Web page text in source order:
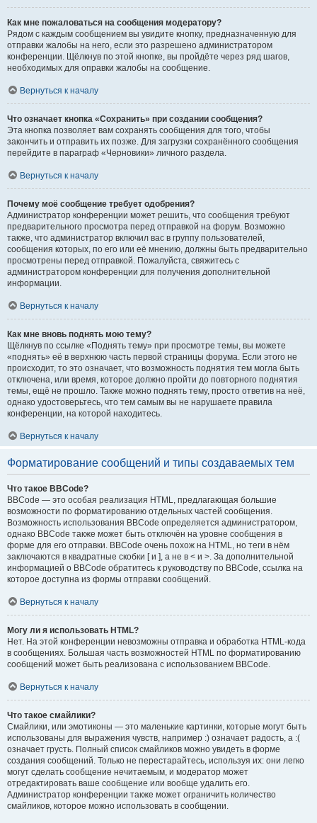
Как мне пожаловаться на сообщения модератору?
Рядом с каждым сообщением вы увидите кнопку, предназначенную для
отправки жалобы на него, если это разрешено администратором
конференции. Щёлкнув по этой кнопке, вы пройдёте через ряд шагов,
необходимых для оправки жалобы на сообщение.
Вернуться к началу
Что означает кнопка «Сохранить» при создании сообщения?
Эта кнопка позволяет вам сохранять сообщения для того, чтобы
закончить и отправить их позже. Для загрузки сохранённого сообщения
перейдите в параграф «Черновики» личного раздела.
Вернуться к началу
Почему моё сообщение требует одобрения?
Администратор конференции может решить, что сообщения требуют
предварительного просмотра перед отправкой на форум. Возможно
также, что администратор включил вас в группу пользователей,
сообщения которых, по его или её мнению, должны быть предварительно
просмотрены перед отправкой. Пожалуйста, свяжитесь с
администратором конференции для получения дополнительной
информации.
Вернуться к началу
Как мне вновь поднять мою тему?
Щёлкнув по ссылке «Поднять тему» при просмотре темы, вы можете
«поднять» её в верхнюю часть первой страницы форума. Если этого не
происходит, то это означает, что возможность поднятия тем могла быть
отключена, или время, которое должно пройти до повторного поднятия
темы, ещё не прошло. Также можно поднять тему, просто ответив на неё,
однако удостоверьтесь, что тем самым вы не нарушаете правила
конференции, на которой находитесь.
Вернуться к началу
Форматирование сообщений и типы создаваемых тем
Что такое BBCode?
BBCode — это особая реализация HTML, предлагающая большие
возможности по форматированию отдельных частей сообщения.
Возможность использования BBCode определяется администратором,
однако BBCode также может быть отключён на уровне сообщения в
форме для его отправки. BBCode очень похож на HTML, но теги в нём
заключаются в квадратные скобки [ и ], а не в < и >. За дополнительной
информацией о BBCode обратитесь к руководству по BBCode, ссылка на
которое доступна из формы отправки сообщений.
Вернуться к началу
Могу ли я использовать HTML?
Нет. На этой конференции невозможны отправка и обработка HTML-кода
в сообщениях. Большая часть возможностей HTML по форматированию
сообщений может быть реализована с использованием BBCode.
Вернуться к началу
Что такое смайлики?
Смайлики, или эмотиконы — это маленькие картинки, которые могут быть
использованы для выражения чувств, например :) означает радость, а :(
означает грусть. Полный список смайликов можно увидеть в форме
создания сообщений. Только не перестарайтесь, используя их: они легко
могут сделать сообщение нечитаемым, и модератор может
отредактировать ваше сообщение или вообще удалить его.
Администратор конференции также может ограничить количество
смайликов, которое можно использовать в сообщении.